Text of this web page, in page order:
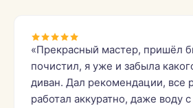
«Прекрасный мастер, пришёл
почистил, я уже и забыла
диван. Дал рекомендации, все
работал аккуратно, даже воду